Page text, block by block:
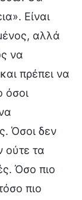
Είναι
αλλά
να
πρέπει να
όσοι
Όσοι δεν
ούτε τα
Όσο πιο
πιο